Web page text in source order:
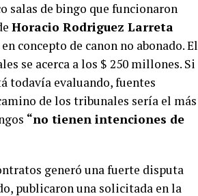
salas de bingo que funcionaron
Horacio Rodriguez Larreta
concepto de canon no abonado. El
se acerca a los $ 250 millones. Si
todavía evaluando, fuentes
de los tribunales sería el más
“no tienen intenciones de
generó una fuerte disputa
publicaron una solicitada en la